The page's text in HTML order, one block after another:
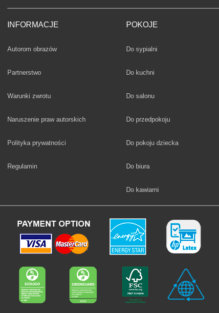
INFORMACJE
Autorom obrazów
Partnerstwo
Warunki zwrotu
Naruszenie praw autorskich
Polityka prywatności
Regulamin
POKOJE
Fototapety
Do sypialni
Fototapety
Do kuchni
Fototapety
Do salonu
Fototapety
Do przedpokoju
Fototapety
Do pokoju dziecka
Fototapety
Do biura
Fototapety
Do kawiarni